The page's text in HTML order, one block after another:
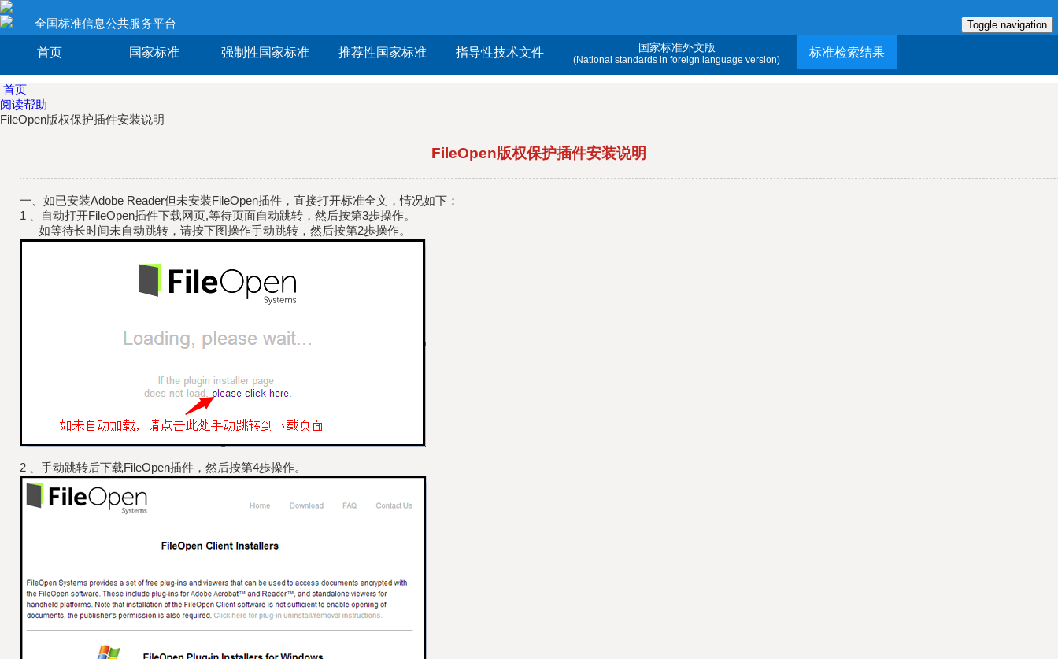
Toggle navigation
全国标准信息公共服务平台
首页 国家标准 强制性国家标准 推荐性国家标准 指导性技术文件 国家标准外文版
(National standards in foreign language version)
标准检索结果
首页
阅读帮助
FileOpen版权保护插件安装说明
FileOpen版权保护插件安装说明
一、如已安装Adobe Reader但未安装FileOpen插件，直接打开标准全文，情况如下：
1 、自动打开FileOpen插件下载网页,等待页面自动跳转，然后按第3歩操作。
如等待长时间未自动跳转，请按下图操作手动跳转，然后按第2歩操作。
2 、手动跳转后下载FileOpen插件，然后按第4歩操作。